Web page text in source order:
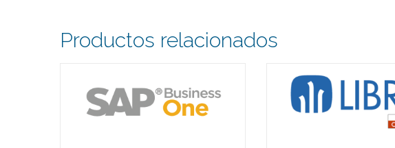
Productos relacionados